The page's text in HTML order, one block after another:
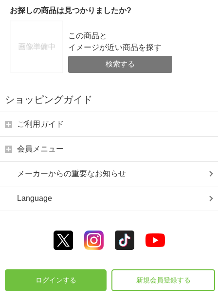
お探しの商品は見つかりましたか?
この商品と
イメージが近い商品を探す
検索する
ショッピングガイド
ご利用ガイド
会員メニュー
メーカーからの重要なお知らせ
Language
ログインする 新規会員登録する